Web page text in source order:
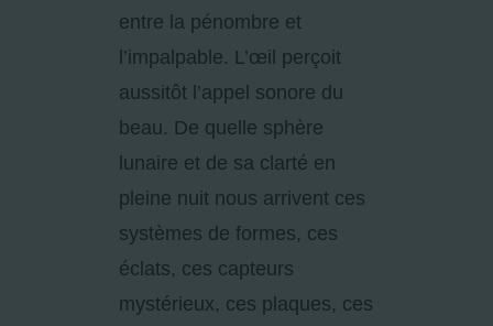
entre la pénombre et
l’impalpable. L’œil perçoit
aussitôt l’appel sonore du
beau. De quelle sphère
lunaire et de sa clarté en
pleine nuit nous arrivent ces
systèmes de formes, ces
éclats, ces capteurs
mystérieux, ces plaques, ces